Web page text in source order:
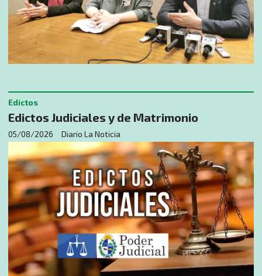
Edictos Judiciales y de Matrimonio
Diario La Noticia
Edictos
05/08/2026